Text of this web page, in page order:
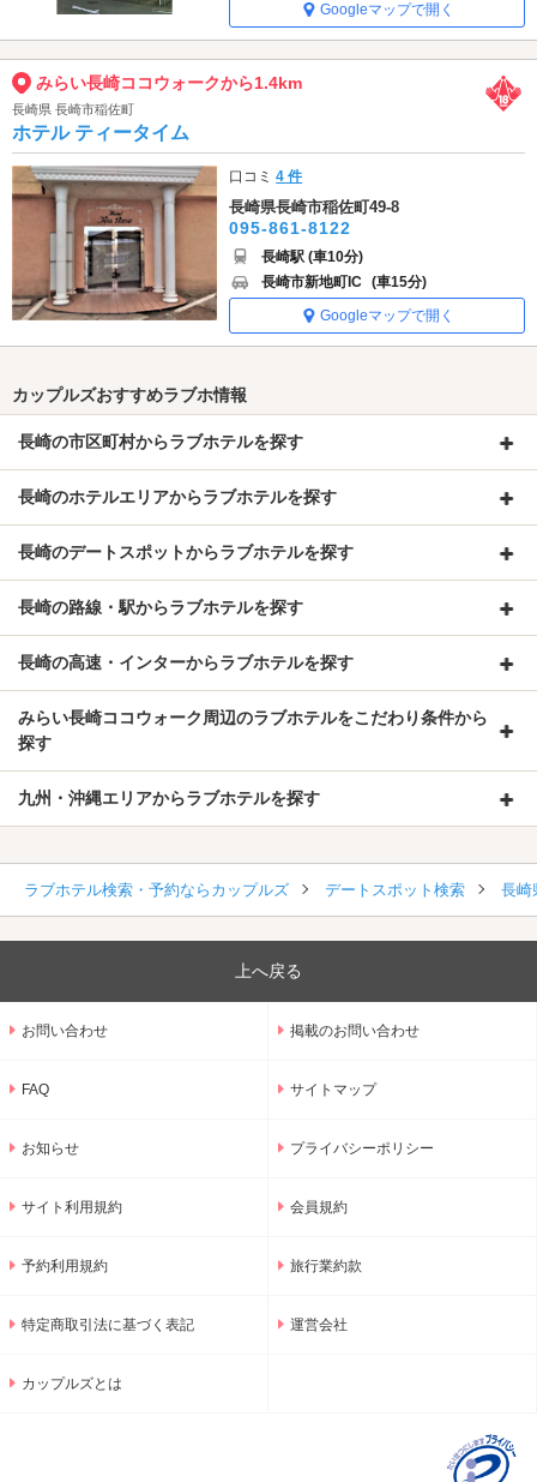
Googleマップで開く
みらい長崎ココウォークから1.4km
長崎県 長崎市稲佐町
ホテル ティータイム
口コミ4 件
長崎県長崎市稲佐町49-8
095-861-8122
長崎駅 (車10分)
長崎市新地町IC (車15分)
Googleマップで開く
カップルズおすすめラブホ情報
長崎の市区町村からラブホテルを探す
長崎のホテルエリアからラブホテルを探す
長崎のデートスポットからラブホテルを探す
長崎の路線・駅からラブホテルを探す
長崎の高速・インターからラブホテルを探す
みらい長崎ココウォーク周辺のラブホテルをこだわり条件から
探す
九州・沖縄エリアからラブホテルを探す
ラブホテル検索・予約ならカップルズ デートスポット検索 長崎
上へ戻る
お問い合わせ 掲載のお問い合わせ
FAQ サイトマップ
お知らせ プライバシーポリシー
サイト利用規約 会員規約
予約利用規約 旅行業約款
特定商取引法に基づく表記 運営会社
カップルズとは